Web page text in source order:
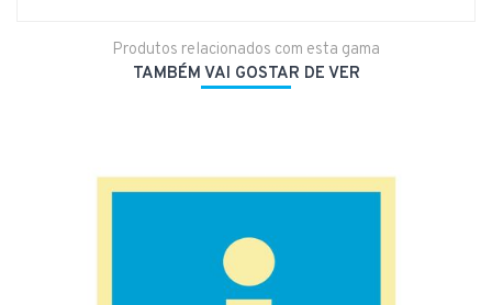
Produtos relacionados com esta gama
TAMBÉM VAI GOSTAR DE VER